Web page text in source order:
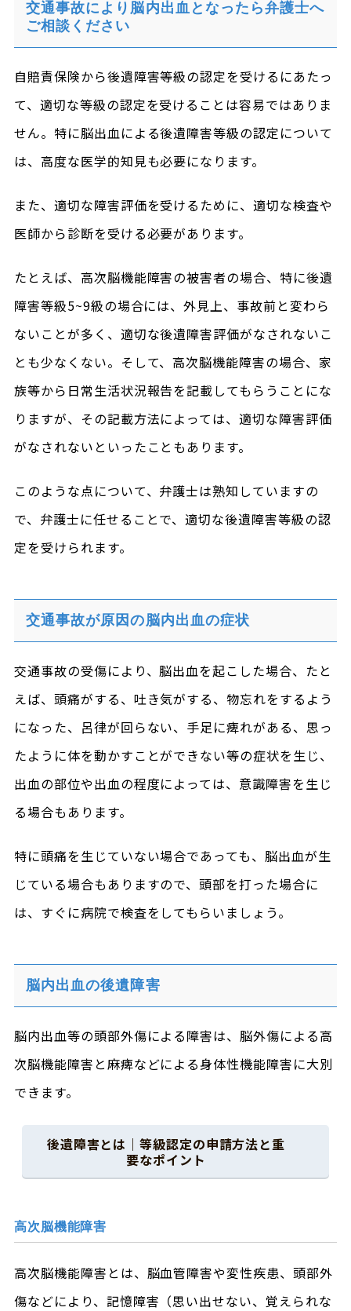
交通事故により脳内出血となったら弁護士へ
ご相談ください
自賠責保険から後遺障害等級の認定を受けるにあたっ
て、適切な等級の認定を受けることは容易ではありま
せん。特に脳出血による後遺障害等級の認定について
は、高度な医学的知見も必要になります。
また、適切な障害評価を受けるために、適切な検査や
医師から診断を受ける必要があります。
たとえば、高次脳機能障害の被害者の場合、特に後遺
障害等級5~9級の場合には、外見上、事故前と変わら
ないことが多く、適切な後遺障害評価がなされないこ
とも少なくない。そして、高次脳機能障害の場合、家
族等から日常生活状況報告を記載してもらうことにな
りますが、その記載方法によっては、適切な障害評価
がなされないといったこともあります。
このような点について、弁護士は熟知していますの
で、弁護士に任せることで、適切な後遺障害等級の認
定を受けられます。
交通事故が原因の脳内出血の症状
交通事故の受傷により、脳出血を起こした場合、たと
えば、頭痛がする、吐き気がする、物忘れをするよう
になった、呂律が回らない、手足に痺れがある、思っ
たように体を動かすことができない等の症状を生じ、
出血の部位や出血の程度によっては、意識障害を生じ
る場合もあります。
特に頭痛を生じていない場合であっても、脳出血が生
じている場合もありますので、頭部を打った場合に
は、すぐに病院で検査をしてもらいましょう。
脳内出血の後遺障害
脳内出血等の頭部外傷による障害は、脳外傷による高
次脳機能障害と麻痺などによる身体性機能障害に大別
できます。
後遺障害とは｜等級認定の申請方法と重
要なポイント
高次脳機能障害
高次脳機能障害とは、脳血管障害や変性疾患、頭部外
傷などにより、記憶障害（思い出せない、覚えられな